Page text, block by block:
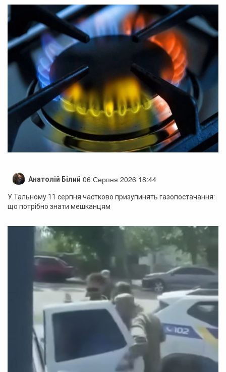
Анатолій Білий 06 Серпня 2026 18:44
У Тальному 11 серпня частково призупинять газопостачання:
що потрібно знати мешканцям